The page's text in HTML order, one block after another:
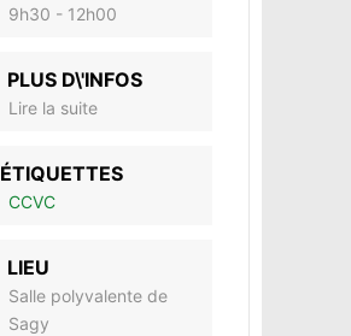
9h30 - 12h00
PLUS D\'INFOS
Lire la suite
ÉTIQUETTES
CCVC
LIEU
Salle polyvalente de
Sagy